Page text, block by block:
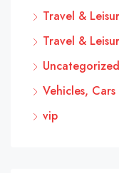
Travel &
Travel &
Uncategorized
Vehicles, Cars
vip